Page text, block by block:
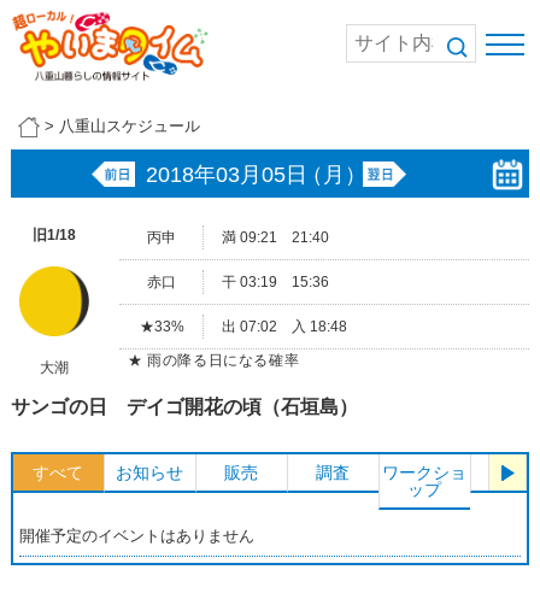
> 八重山スケジュール
2018年03月05日（月）
旧1/18
大潮
丙申 満 09:21 21:40
赤口 干 03:19 15:36
★33%
出 07:02 入 18:48
★ 雨の降る日になる確率
サンゴの日 デイゴ開花の頃（石垣島）
すべて お知らせ 販売 調査
ワークショ
ップ
体験
開催予定のイベントはありません